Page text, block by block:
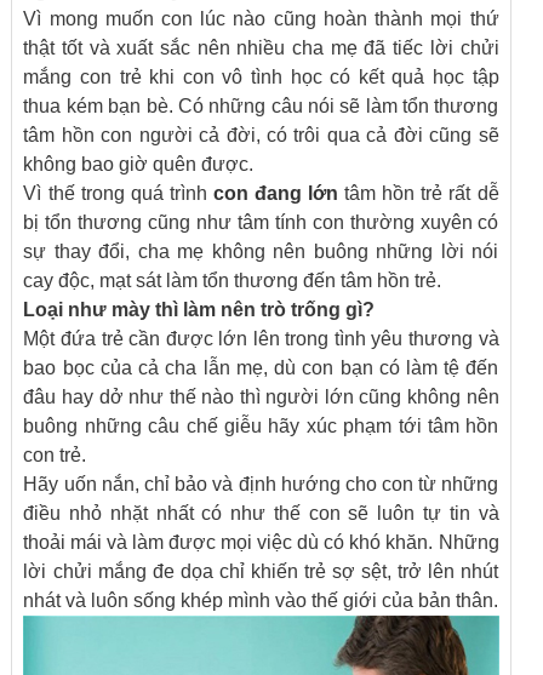
Vì mong muốn con lúc nào cũng hoàn thành mọi thứ
thật tốt và xuất sắc nên nhiều cha mẹ đã tiếc lời chửi
mắng con trẻ khi con vô tình học có kết quả học tập
thua kém bạn bè. Có những câu nói sẽ làm tổn thương
tâm hồn con người cả đời, có trôi qua cả đời cũng sẽ
không bao giờ quên được.
Vì thế trong quá trình con đang lớn tâm hồn trẻ rất dễ
bị tổn thương cũng như tâm tính con thường xuyên có
sự thay đổi, cha mẹ không nên buông những lời nói
cay độc, mạt sát làm tổn thương đến tâm hồn trẻ.
Loại như mày thì làm nên trò trống gì?
Một đứa trẻ cần được lớn lên trong tình yêu thương và
bao bọc của cả cha lẫn mẹ, dù con bạn có làm tệ đến
đâu hay dở như thế nào thì người lớn cũng không nên
buông những câu chế giễu hãy xúc phạm tới tâm hồn
con trẻ.
Hãy uốn nắn, chỉ bảo và định hướng cho con từ những
điều nhỏ nhặt nhất có như thế con sẽ luôn tự tin và
thoải mái và làm được mọi việc dù có khó khăn. Những
lời chửi mắng đe dọa chỉ khiến trẻ sợ sệt, trở lên nhút
nhát và luôn sống khép mình vào thế giới của bản thân.